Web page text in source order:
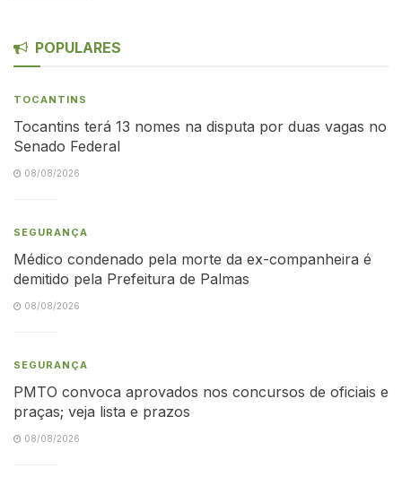
POPULARES
TOCANTINS
Tocantins terá 13 nomes na disputa por duas vagas no
Senado Federal
08/08/2026
SEGURANÇA
Médico condenado pela morte da ex-companheira é
demitido pela Prefeitura de Palmas
08/08/2026
SEGURANÇA
PMTO convoca aprovados nos concursos de oficiais e
praças; veja lista e prazos
08/08/2026